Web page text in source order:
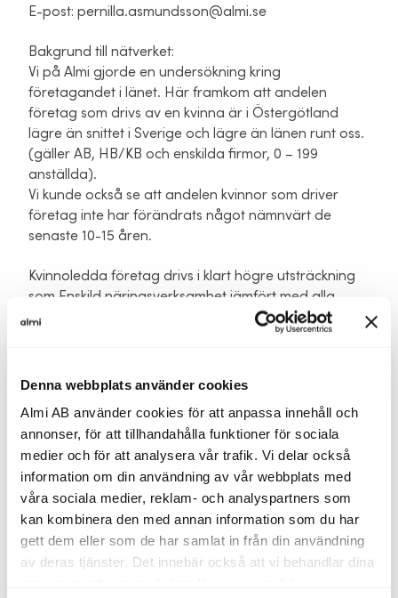
Denna webbplats använder cookies
Almi AB använder cookies för att anpassa innehåll och
annonser, för att tillhandahålla funktioner för sociala
medier och för att analysera vår trafik. Vi delar också
information om din användning av vår webbplats med
våra sociala medier, reklam- och analyspartners som
kan kombinera den med annan information som du har
gett dem eller som de har samlat in från din användning
av deras tjänster. Det innebär också att vi behandlar dina
E-post: pernilla.asmundsson@almi.se
Bakgrund till nätverket:
Vi på Almi gjorde en undersökning kring
företagandet i länet. Här framkom att andelen
företag som drivs av en kvinna är i Östergötland
lägre än snittet i Sverige och lägre än länen runt oss.
(gäller AB, HB/KB och enskilda firmor, 0 – 199
anställda).
Vi kunde också se att andelen kvinnor som driver
företag inte har förändrats något nämnvärt de
senaste 10-15 åren.
Kvinnoledda företag drivs i klart högre utsträckning
som Enskild näringsverksamhet jämfört med alla
företag.
företagen som har en omsättning upp till 700.000 kr.
De är däremot kraftigt underrepresenterade vid en
omsättning på över 3 miljoner.
I undersökningen såg vi också att knappt 80% av alla
företag har ingen kvinna i styrelsen men nästan 70%
av de kvinnoledda företagen hade bara kvinnor i sin
styrelse.
En positiv utveckling är att andelen kvinnliga ledare